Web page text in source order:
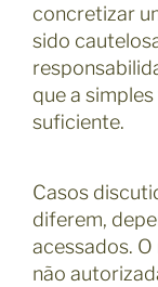
concretizar
sido
que a
suficiente.
Casos
diferem,
acessados.
não